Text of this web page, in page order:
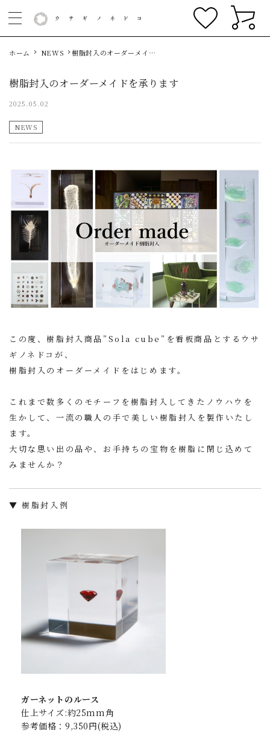
ホーム NEWS
樹脂封入のオーダーメイド
樹脂封入のオーダーメイドを承ります
2025.05.02
NEWS
この度、樹脂封入商品”Sola cube”を看板商品とするウサ
ギノネドコが、
樹脂封入のオーダーメイドをはじめます。
これまで数多くのモチーフを樹脂封入してきたノウハウを
生かして、一流の職人の手で美しい樹脂封入を製作いたし
ます。
大切な思い出の品や、お手持ちの宝物を樹脂に閉じ込めて
みませんか？
▼ 樹脂封入例
ガーネットのルース
仕上サイズ:約25mm角
参考価格：9,350円(税込)